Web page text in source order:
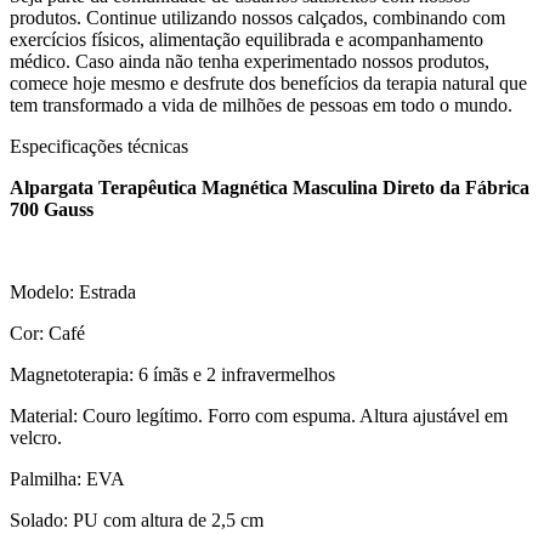
produtos. Continue utilizando nossos calçados, combinando com
exercícios físicos, alimentação equilibrada e acompanhamento
médico. Caso ainda não tenha experimentado nossos produtos,
comece hoje mesmo e desfrute dos benefícios da terapia natural que
tem transformado a vida de milhões de pessoas em todo o mundo.
Especificações técnicas
Alpargata Terapêutica Magnética Masculina Direto da Fábrica
700 Gauss
Modelo: Estrada
Cor: Café
Magnetoterapia: 6 ímãs e 2 infravermelhos
Material: Couro legítimo. Forro com espuma. Altura ajustável em
velcro.
Palmilha: EVA
Solado: PU com altura de 2,5 cm